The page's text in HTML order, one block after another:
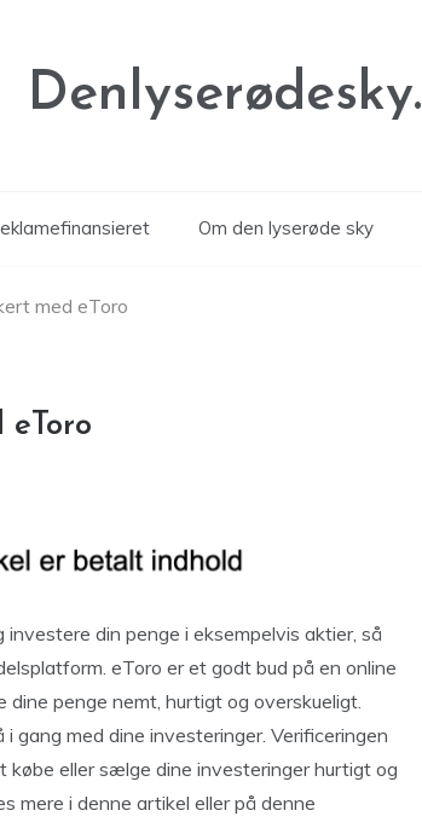
Om den lyserøde sky
med eToro
din penge i eksempelvis aktier, så
eToro er et godt bud på en online
penge nemt, hurtigt og overskueligt.
gang med dine investeringer. Verificeringen
købe eller sælge dine investeringer hurtigt og
mere i denne artikel eller på denne